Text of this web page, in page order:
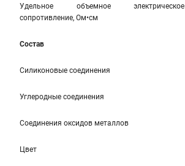
Удельное объемное электрическое
сопротивление, Ом•см
Состав
Силиконовые соединения
Углеродные соединения
Соединения оксидов металлов
Цвет